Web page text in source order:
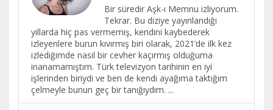
Bir süredir Aşk-ı Memnu izliyorum.
Tekrar. Bu diziye yayınlandığı
yıllarda hiç pas vermemiş, kendini kaybederek
izleyenlere burun kıvırmış biri olarak, 2021’de ilk kez
izlediğimde nasıl bir cevher kaçırmış olduğuma
inanamamıştım. Türk televizyon tarihinin en iyi
işlerinden biriydi ve ben de kendi ayağıma taktığım
çelmeyle bunun geç bir tanığıydım. ...